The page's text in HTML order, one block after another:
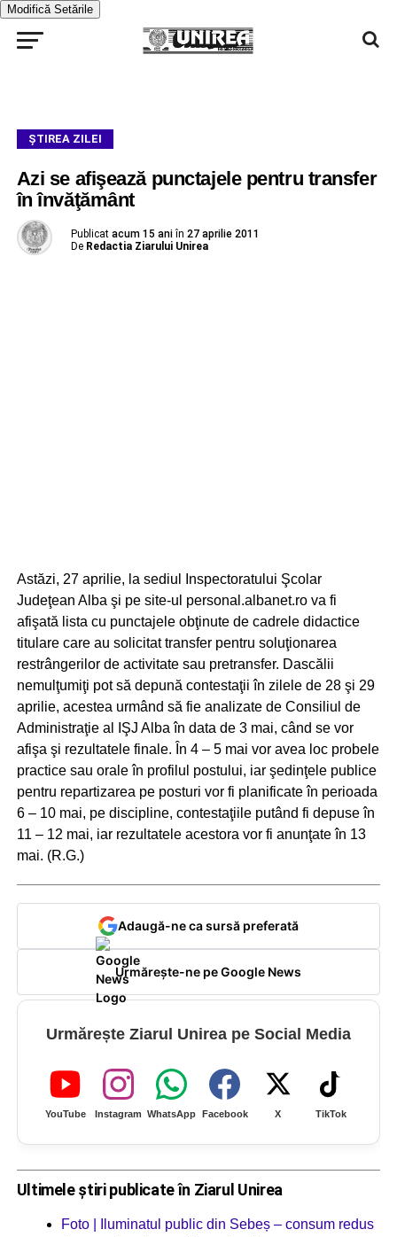
Modifică Setările
ŞTIREA ZILEI
Azi se afişează punctajele pentru transfer
în învăţământ
Publicat acum 15 ani în 27 aprilie 2011
De Redactia Ziarului Unirea
Astăzi, 27 aprilie, la sediul Inspectoratului Şcolar
Judeţean Alba şi pe site-ul personal.albanet.ro va fi
afişată lista cu punctajele obţinute de cadrele didactice
titulare care au solicitat transfer pentru soluţionarea
restrângerilor de activitate sau pretransfer. Dascălii
nemulţumiţi pot să depună contestaţii în zilele de 28 şi 29
aprilie, acestea urmând să fie analizate de Consiliul de
Administraţie al IŞJ Alba în data de 3 mai, când se vor
afişa şi rezultatele finale. În 4 – 5 mai vor avea loc probele
practice sau orale în profilul postului, iar şedinţele publice
pentru repartizarea pe posturi vor fi planificate în perioada
6 – 10 mai, pe discipline, contestaţiile putând fi depuse în
11 – 12 mai, iar rezultatele acestora vor fi anunţate în 13
mai. (R.G.)
Adaugă-ne ca sursă preferată
Urmărește-ne pe Google News
Urmărește Ziarul Unirea pe Social Media
YouTube Instagram WhatsApp Facebook X TikTok
Ultimele știri publicate în Ziarul Unirea
Foto | Iluminatul public din Sebeș – consum redus